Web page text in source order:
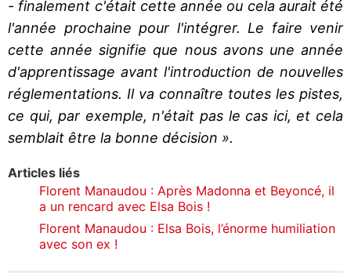
- finalement c'était cette année ou cela aurait été
l'année prochaine pour l'intégrer. Le faire venir
cette année signifie que nous avons une année
d'apprentissage avant l'introduction de nouvelles
réglementations. Il va connaître toutes les pistes,
ce qui, par exemple, n'était pas le cas ici, et cela
semblait être la bonne décision ».
Articles liés
Florent Manaudou : Après Madonna et Beyoncé, il
a un rencard avec Elsa Bois !
Florent Manaudou : Elsa Bois, l’énorme humiliation
avec son ex !